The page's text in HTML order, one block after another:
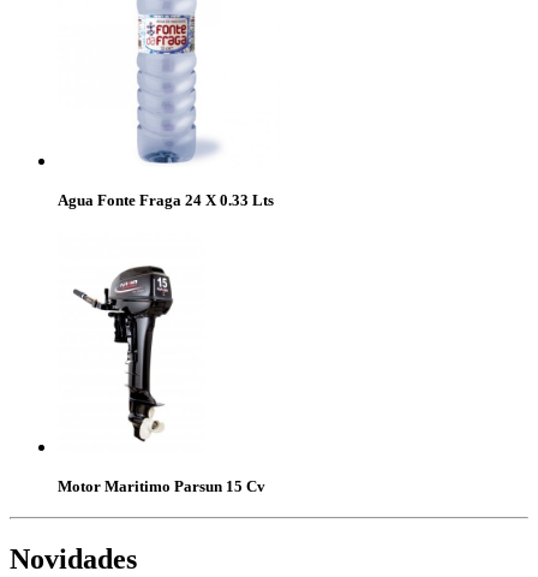
Agua Fonte Fraga 24 X 0.33 Lts
Motor Maritimo Parsun 15 Cv
Novidades